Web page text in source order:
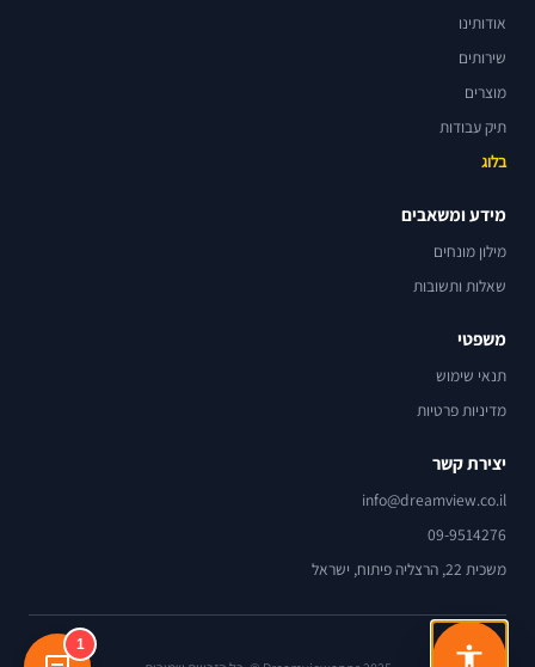
אודותינו
שירותים
מוצרים
תיק עבודות
בלוג
מידע ומשאבים
מילון מונחים
שאלות ותשובות
משפטי
תנאי שימוש
מדיניות פרטיות
יצירת קשר
info@dreamview.co.il
09-9514276
משכית 22, הרצליה פיתוח, ישראל
1